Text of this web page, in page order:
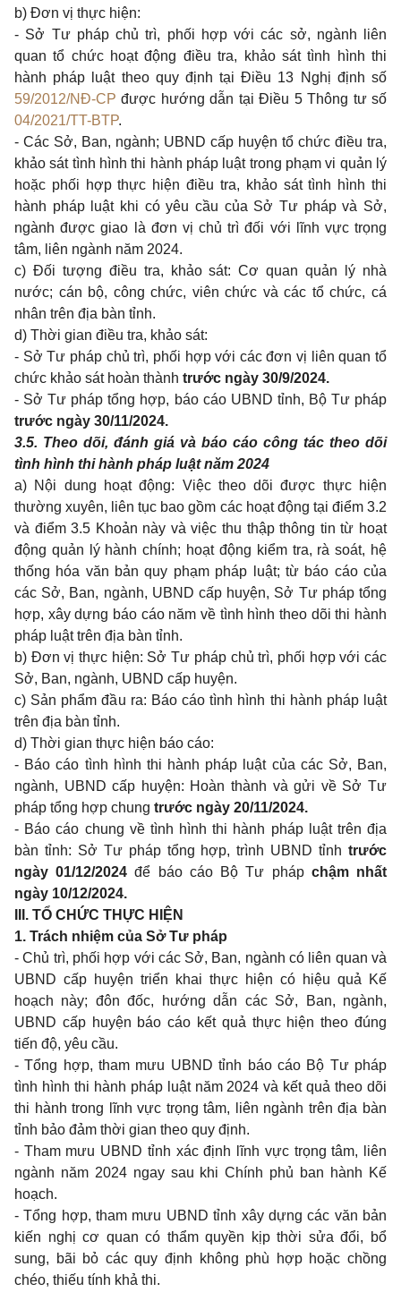
b) Đơn vị thực hiện:
- Sở Tư pháp chủ trì, phối hợp với các sở, ngành liên
quan tổ chức hoạt động điều tra, khảo sát tình hình thi
hành pháp luật theo quy định tại Điều 13 Nghị định số
59/2012/NĐ-CP được hướng dẫn tại Điều 5 Thông tư số
04/2021/TT-BTP.
- Các Sở, Ban, ngành; UBND cấp huyện tổ chức điều tra,
khảo sát tình hình thi hành pháp luật trong phạm vi quản lý
hoặc phối hợp thực hiện điều tra, khảo sát tình hình thi
hành pháp luật khi có yêu cầu của Sở Tư pháp và Sở,
ngành được giao là đơn vị chủ trì đối với lĩnh vực trọng
tâm, liên ngành năm 2024.
c) Đối tượng điều tra, khảo sát: Cơ quan quản lý nhà
nước; cán bộ, công chức, viên chức và các tổ chức, cá
nhân trên địa bàn tỉnh.
d) Thời gian điều tra, khảo sát:
- Sở Tư pháp chủ trì, phối hợp với các đơn vị liên quan tổ
chức khảo sát hoàn thành trước ngày 30/9/2024.
- Sở Tư pháp tổng hợp, báo cáo UBND tỉnh, Bộ Tư pháp
trước ngày 30/11/2024.
3.5. Theo dõi, đánh giá và báo cáo công tác theo dõi
tình hình thi hành pháp luật năm 2024
a) Nội dung hoạt động: Việc theo dõi được thực hiện
thường xuyên, liên tục bao gồm các hoạt động tại điểm 3.2
và điểm 3.5 Khoản này và việc thu thập thông tin từ hoạt
động quản lý hành chính; hoạt động kiểm tra, rà soát, hệ
thống hóa văn bản quy phạm pháp luật; từ báo cáo của
các Sở, Ban, ngành, UBND cấp huyện, Sở Tư pháp tổng
hợp, xây dựng báo cáo năm về tình hình theo dõi thi hành
pháp luật trên địa bàn tỉnh.
b) Đơn vị thực hiện: Sở Tư pháp chủ trì, phối hợp với các
Sở, Ban, ngành, UBND cấp huyện.
c) Sản phẩm đầu ra: Báo cáo tình hình thi hành pháp luật
trên địa bàn tỉnh.
d) Thời gian thực hiện báo cáo:
- Báo cáo tình hình thi hành pháp luật của các Sở, Ban,
ngành, UBND cấp huyện: Hoàn thành và gửi về Sở Tư
pháp tổng hợp chung trước ngày 20/11/2024.
- Báo cáo chung về tình hình thi hành pháp luật trên địa
bàn tỉnh: Sở Tư pháp tổng hợp, trình UBND tỉnh trước
ngày 01/12/2024 để báo cáo Bộ Tư phápchậm nhất
ngày 10/12/2024.
III. TỔ CHỨC THỰC HIỆN
1. Trách nhiệm của Sở Tư pháp
- Chủ trì, phối hợp với các Sở, Ban, ngành có liên quan và
UBND cấp huyện triển khai thực hiện có hiệu quả Kế
hoạch này; đôn đốc, hướng dẫn các Sở, Ban, ngành,
UBND cấp huyện báo cáo kết quả thực hiện theo đúng
tiến độ, yêu cầu.
- Tổng hợp, tham mưu UBND tỉnh báo cáo Bộ Tư pháp
tình hình thi hành pháp luật năm 2024 và kết quả theo dõi
thi hành trong lĩnh vực trọng tâm, liên ngành trên địa bàn
tỉnh bảo đảm thời gian theo quy định.
- Tham mưu UBND tỉnh xác định lĩnh vực trọng tâm, liên
ngành năm 2024 ngay sau khi Chính phủ ban hành Kế
hoạch.
- Tổng hợp, tham mưu UBND tỉnh xây dựng các văn bản
kiến nghị cơ quan có thẩm quyền kịp thời sửa đổi, bổ
sung, bãi bỏ các quy định không phù hợp hoặc chồng
chéo, thiếu tính khả thi.